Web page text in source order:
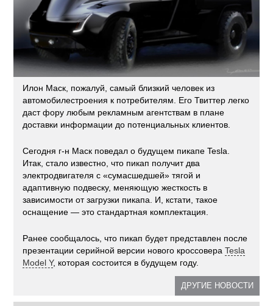
Илон Маск, пожалуй, самый близкий человек из
автомобилестроения к потребителям. Его Твиттер легко
даст фору любым рекламным агентствам в плане
доставки информации до потенциальных клиентов.
Сегодня г-н Маск поведал о будущем пикапе Tesla.
Итак, стало известно, что пикап получит два
электродвигателя с «сумасшедшей» тягой и
адаптивную подвеску, меняющую жесткость в
зависимости от загрузки пикапа. И, кстати, такое
оснащение — это стандартная комплектация.
Ранее сообщалось, что пикап будет представлен после
презентации серийной версии нового кроссовераTesla
Model Y, которая состоится в будущем году.
ДРУГИЕ НОВОСТИ